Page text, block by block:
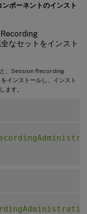
ーネントのインスト
なセットをインスト
と、Session Recording
インストールし、インスト
ます。